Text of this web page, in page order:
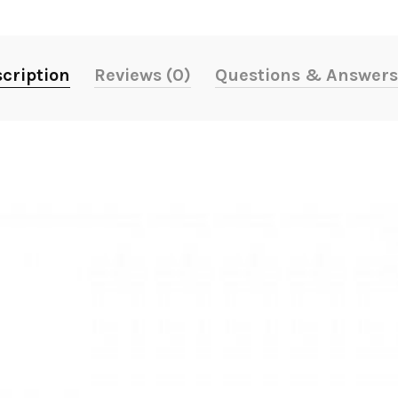
Reviews (0) Questions &